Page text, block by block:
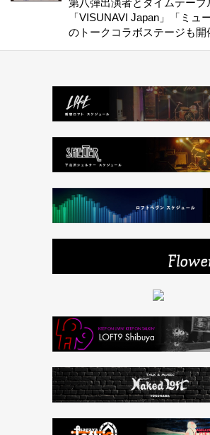
第八弾出演者とタイムテーブ
「VISUNAVI Japan」「ミュ
のトークコラボステージも開